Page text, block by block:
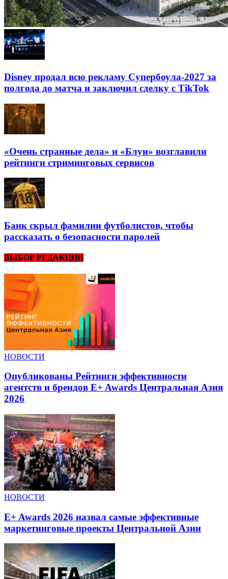
Disney продал всю рекламу Супербоула-2027 за
полгода до матча и заключил сделку с TikTok
«Очень странные дела» и «Блуи» возглавили
рейтинги стриминговых сервисов
Банк скрыл фамилии футболистов, чтобы
рассказать о безопасности паролей
ВЫБОР РЕДАКЦИИ
НОВОСТИ
Опубликованы Рейтинги эффективности
агентств и брендов E+ Awards Центральная Азия
2026
НОВОСТИ
E+ Awards 2026 назвал самые эффективные
маркетинговые проекты Центральной Азии